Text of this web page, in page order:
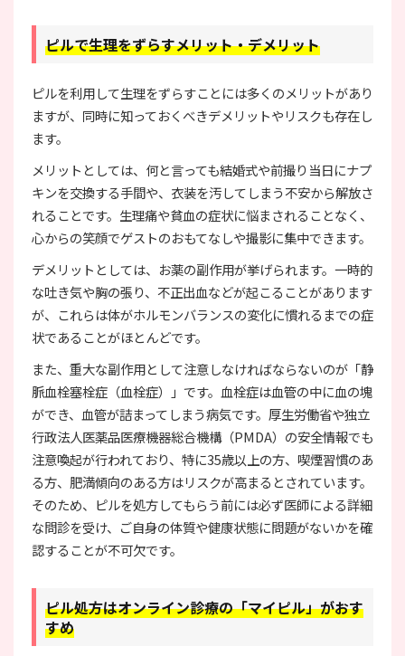
ピルで生理をずらすメリット・デメリット
ピルを利用して生理をずらすことには多くのメリットがあり
ますが、同時に知っておくべきデメリットやリスクも存在し
ます。
メリットとしては、何と言っても結婚式や前撮り当日にナプ
キンを交換する手間や、衣装を汚してしまう不安から解放さ
れることです。生理痛や貧血の症状に悩まされることなく、
心からの笑顔でゲストのおもてなしや撮影に集中できます。
デメリットとしては、お薬の副作用が挙げられます。一時的
な吐き気や胸の張り、不正出血などが起こることがあります
が、これらは体がホルモンバランスの変化に慣れるまでの症
状であることがほとんどです。
また、重大な副作用として注意しなければならないのが「静
脈血栓塞栓症（血栓症）」です。血栓症は血管の中に血の塊
ができ、血管が詰まってしまう病気です。厚生労働省や独立
行政法人医薬品医療機器総合機構（PMDA）の安全情報でも
注意喚起が行われており、特に35歳以上の方、喫煙習慣のあ
る方、肥満傾向のある方はリスクが高まるとされています。
そのため、ピルを処方してもらう前には必ず医師による詳細
な問診を受け、ご自身の体質や健康状態に問題がないかを確
認することが不可欠です。
ピル処方はオンライン診療の「マイピル」がおす
すめ